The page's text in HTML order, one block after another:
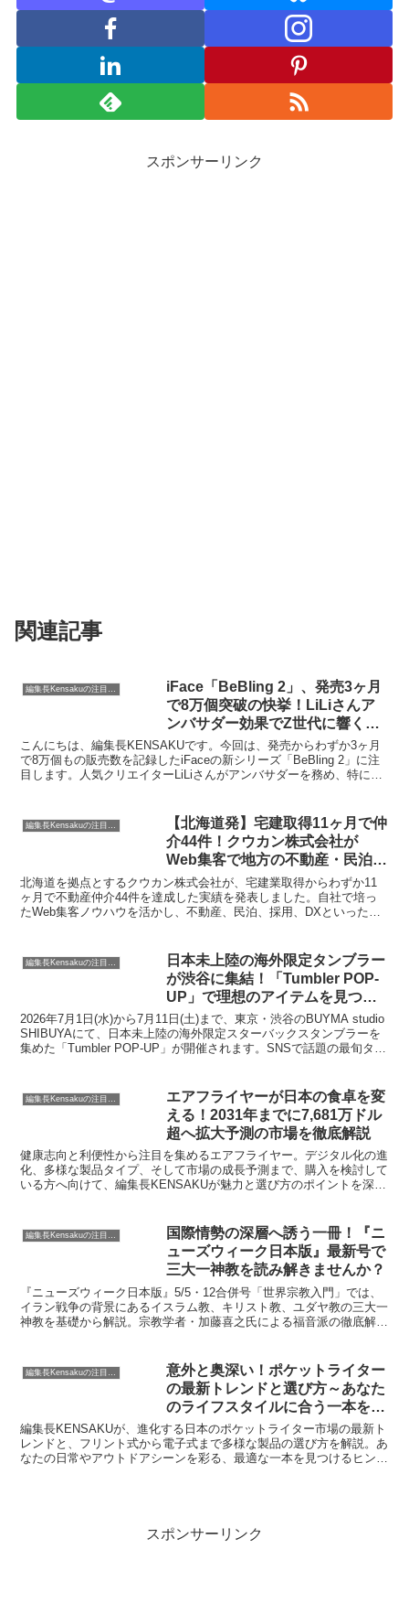
スポンサーリンク
関連記事
編集長Kensakuの注目ネタ
iFace「BeBling 2」、発売3ヶ月
で8万個突破の快挙！LiLiさんア
ンバサダー効果でZ世代に響く魅
力とは？
こんにちは、編集長KENSAKUです。今回は、発売からわずか3ヶ月
で8万個もの販売数を記録したiFaceの新シリーズ「BeBling 2」に注
目します。人気クリエイターLiLiさんがアンバサダーを務め、特にZ
しょう。
編集長Kensakuの注目ネタ
【北海道発】宅建取得11ヶ月で仲
介44件！クウカン株式会社が
Web集客で地方の不動産・民泊・
採用・DX課題を包括解決
北海道を拠点とするクウカン株式会社が、宅建業取得からわずか11
ヶ月で不動産仲介44件を達成した実績を発表しました。自社で培っ
たWeb集客ノウハウを活かし、不動産、民泊、採用、DXといった多
い味方になってくれるでしょう。日本未上陸の海外限定タンブラー
が渋谷に集結！「Tumbler POP-
UP」で理想のアイテムを見つけ
よう
2026年7月1日(水)から7月11日(土)まで、東京・渋谷のBUYMA studio
SHIBUYAにて、日本未上陸の海外限定スターバックスタンブラーを
集めた「Tumbler POP-UP」が開催されます。SNSで話題の最旬タン
編集長Kensakuの注目ネタ
エアフライヤーが日本の食卓を変
える！2031年までに7,681万ドル
超へ拡大予測の市場を徹底解説
健康志向と利便性から注目を集めるエアフライヤー。デジタル化の進
化、多様な製品タイプ、そして市場の成長予測まで、購入を検討して
いる方へ向けて、編集長KENSAKUが魅力と選び方のポイントを深掘
編集長Kensakuの注目ネタ
国際情勢の深層へ誘う一冊！『ニ
ューズウィーク日本版』最新号で
三大一神教を読み解きませんか？
『ニューズウィーク日本版』5/5・12合併号「世界宗教入門」では、
イラン戦争の背景にあるイスラム教、キリスト教、ユダヤ教の三大一
神教を基礎から解説。宗教学者・加藤喜之氏による福音派の徹底解説
意外と奥深い！ポケットライター
の最新トレンドと選び方～あなた
のライフスタイルに合う一本を見
つけよう～
編集長KENSAKUが、進化する日本のポケットライター市場の最新ト
レンドと、フリント式から電子式まで多様な製品の選び方を解説。あ
なたの日常やアウトドアシーンを彩る、最適な一本を見つけるヒント
スポンサーリンク